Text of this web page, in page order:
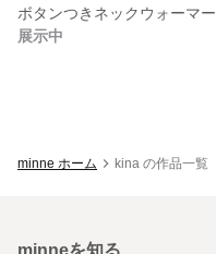
ボタンつきネックウォーマー
展示中
minne ホーム kina の作品一覧
minneを知る